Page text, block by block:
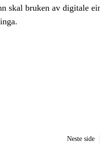
skal bruken av digitale
Neste side